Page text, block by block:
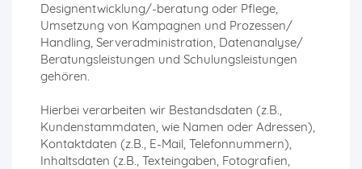
Designentwicklung/-beratung oder Pflege,
Umsetzung von Kampagnen und Prozessen/
Handling, Serveradministration, Datenanalyse/
Beratungsleistungen und Schulungsleistungen
gehören.
Hierbei verarbeiten wir Bestandsdaten (z.B.,
Kundenstammdaten, wie Namen oder Adressen),
Kontaktdaten (z.B., E-Mail, Telefonnummern),
Inhaltsdaten (z.B., Texteingaben, Fotografien,